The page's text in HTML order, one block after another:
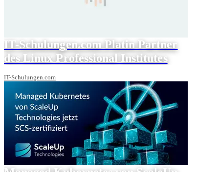
IT-Schulungen.com Platin Partner
des Linux Professional Institutes
IT-Schulungen.com